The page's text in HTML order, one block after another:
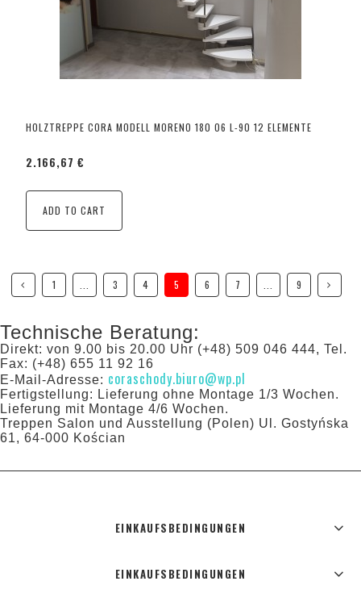
HOLZTREPPE CORA MODELL MORENO 180 06 L-90 12 ELEMENTE
2.166,67 €
ADD TO CART
1 3 4 5 6 7 9
Technische Beratung:
Direkt: von 9.00 bis 20.00 Uhr (+48) 509 046 444, Tel.
Fax: (+48) 655 11 92 16
E-Mail-Adresse: coraschody.biuro@wp.pl
Fertigstellung: Lieferung ohne Montage 1/3 Wochen.
Lieferung mit Montage 4/6 Wochen.
Treppen Salon und Ausstellung (Polen) Ul. Gostyńska
61, 64-000 Kościan
EINKAUFSBEDINGUNGEN
EINKAUFSBEDINGUNGEN